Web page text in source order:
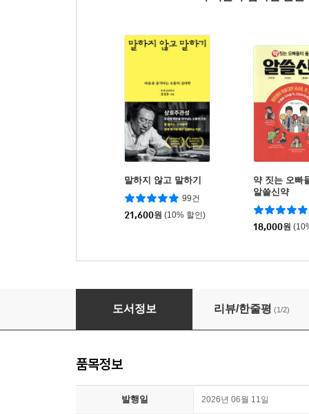
말하지 않고 말하기
99건
21,600원 (10% 할인)
약 짓는 오빠
알쓸신약
18,000원
그는 잠결에도 나를 꽉 안고는 한다
도서정보 리뷰/한줄평 (1/2)
품목정보
발행일 2026년 06월 11일